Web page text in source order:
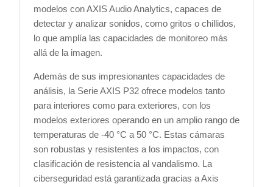
modelos con AXIS Audio Analytics, capaces de
detectar y analizar sonidos, como gritos o chillidos,
lo que amplía las capacidades de monitoreo más
allá de la imagen.
Además de sus impresionantes capacidades de
análisis, la Serie AXIS P32 ofrece modelos tanto
para interiores como para exteriores, con los
modelos exteriores operando en un amplio rango de
temperaturas de -40 °C a 50 °C. Estas cámaras
son robustas y resistentes a los impactos, con
clasificación de resistencia al vandalismo. La
ciberseguridad está garantizada gracias a Axis